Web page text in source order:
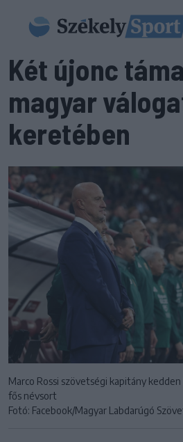
Két újonc
magyar
keretében
Marco Rossi szövetségi kapitány
fős névsort
Fotó: Facebook/Magyar Labdarúgó